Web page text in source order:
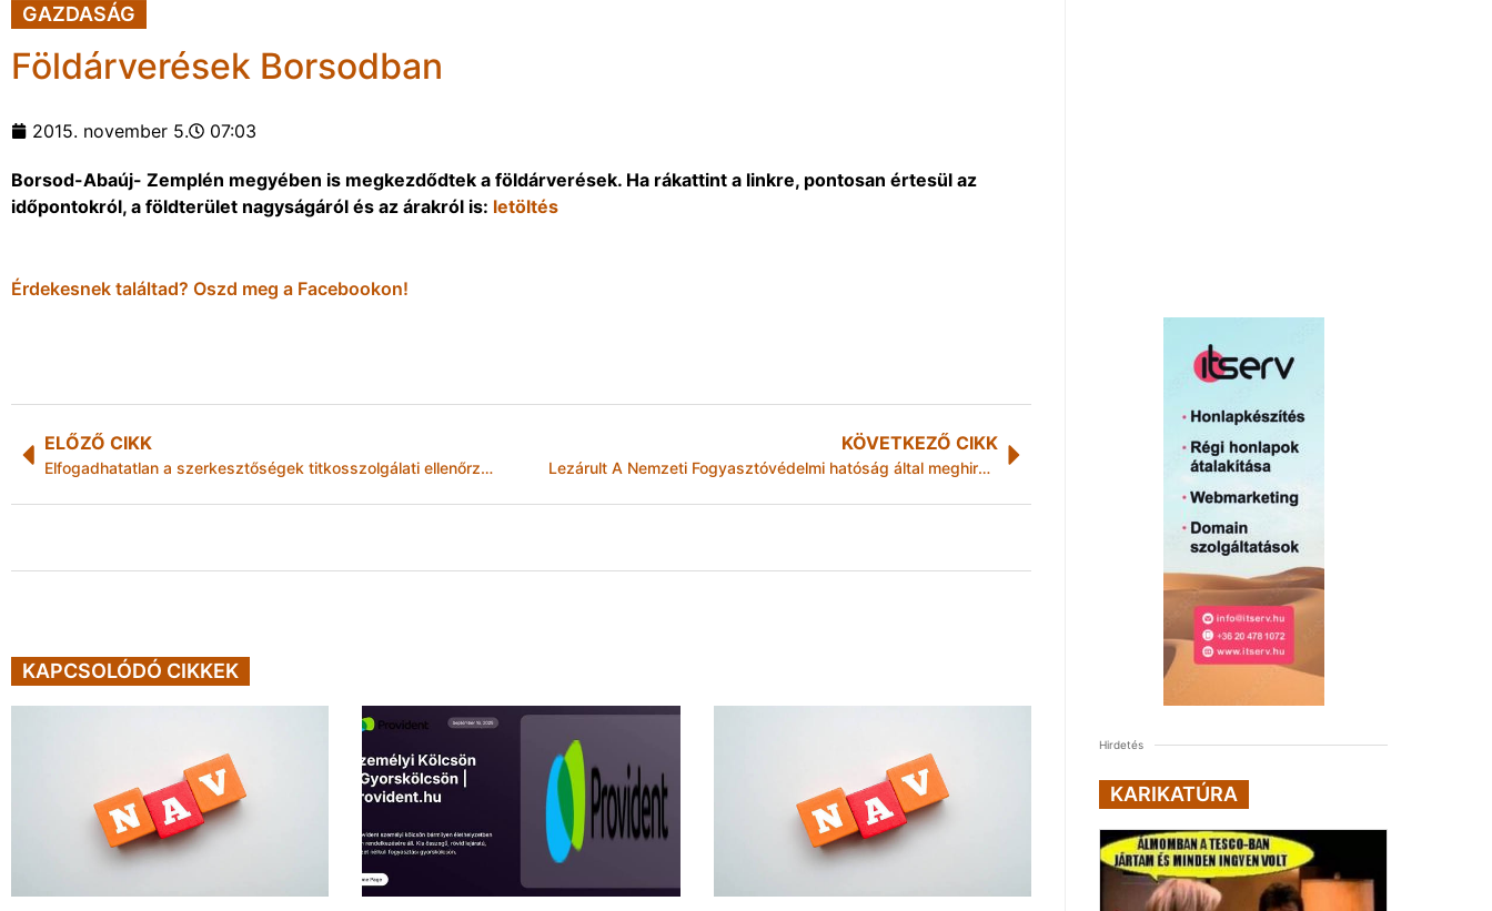
GAZDASÁG
Földárverések Borsodban
2015. november 5. 07:03
Borsod-Abaúj- Zemplén megyében is megkezdődtek a földárverések. Ha rákattint a linkre, pontosan értesül az
időpontokról, a földterület nagyságáról és az árakról is: letöltés
Érdekesnek találtad? Oszd meg a Facebookon!
ELŐZŐ CIKK
Elfogadhatatlan a szerkesztőségek titkosszolgálati ellenőrzése
KÖVETKEZŐ CIKK
Lezárult A Nemzeti Fogyasztóvédelmi hatóság által meghirdetett Ötletverseny
KAPCSOLÓDÓ CIKKEK
Hirdetés
KARIKATÚRA